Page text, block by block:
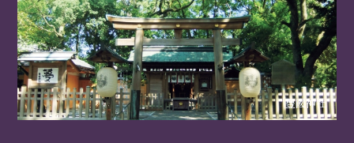
豊國神社